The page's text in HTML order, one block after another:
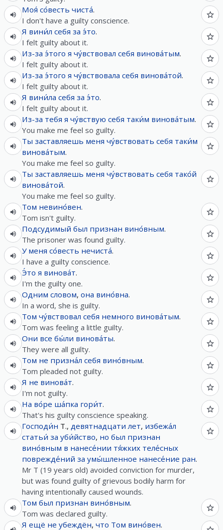
Моя́ со́весть чиста́.
I don't have a guilty conscience.
Я вини́л себя за э́то.
I felt guilty about it.
Из-за э́того я чу́вствовал себя винова́тым.
I felt guilty about it.
Из-за э́того я чу́вствовала себя винова́той.
I felt guilty about it.
Я вини́ла себя за э́то.
I felt guilty about it.
Из-за тебя я чу́вствую себя таки́м винова́тым.
You make me feel so guilty.
Ты заставляешь меня чу́вствовать себя таки́м
винова́тым.
You make me feel so guilty.
Ты заставляешь меня чу́вствовать себя тако́й
винова́той.
You make me feel so guilty.
Том невино́вен.
Tom isn't guilty.
Подсудимый был признан вино́вным.
The prisoner was found guilty.
У меня со́весть нечиста́.
I have a guilty conscience.
Э́то я винова́т.
I'm the guilty one.
Одним словом, она вино́вна.
In a word, she is guilty.
Том чу́вствовал себя немного винова́тым.
Tom was feeling a little guilty.
Они все бы́ли винова́ты.
They were all guilty.
Том не призна́л себя вино́вным.
Tom pleaded not guilty.
Я не винова́т.
I'm not guilty.
На во́ре ша́пка гори́т.
That's his guilty conscience speaking.
Господи́н Т., девятнадцати лет, избежа́л
статьи́ за уби́йство, но был признан
вино́вным в нанесе́нии тя́жких теле́сных
поврежде́ний за умы́шленное нанесе́ние ран.
Mr T (19 years old) avoided conviction for murder,
but was found guilty of grievous bodily harm for
having intentionally caused wounds.
Том был признан вино́вным.
Tom was declared guilty.
Я ещё не убеждён, что Том вино́вен.